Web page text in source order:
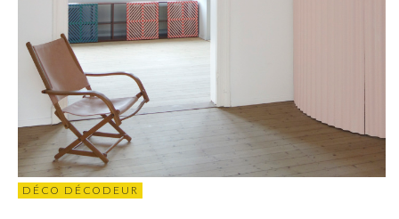
DÉCO DÉCODEUR